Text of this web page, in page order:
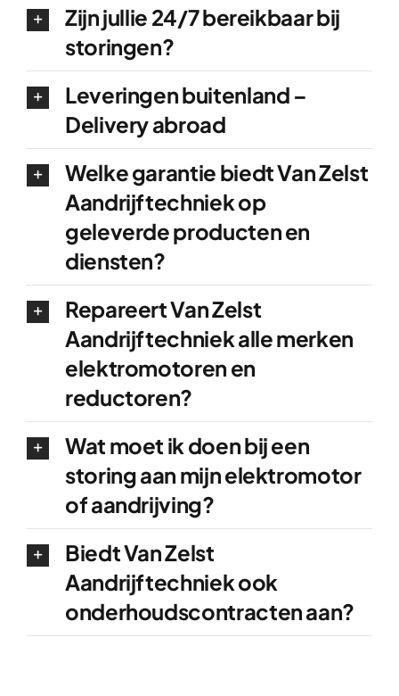
Zijn jullie 24/7 bereikbaar bij
storingen?
Leveringen buitenland –
Delivery abroad
Welke garantie biedt Van Zelst
Aandrijftechniek op
geleverde producten en
diensten?
Repareert Van Zelst
Aandrijftechniek alle merken
elektromotoren en
reductoren?
Wat moet ik doen bij een
storing aan mijn elektromotor
of aandrijving?
Biedt Van Zelst
Aandrijftechniek ook
onderhoudscontracten aan?